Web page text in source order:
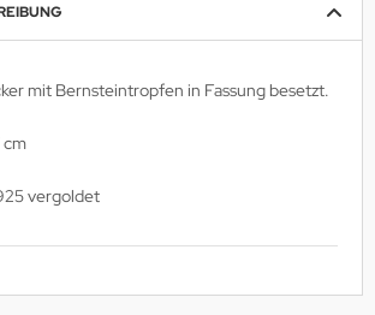
mit Bernsteintropfen in Fassung besetzt.
cm
vergoldet